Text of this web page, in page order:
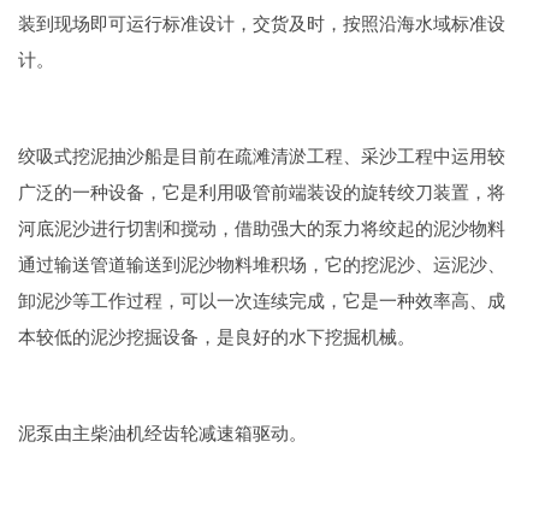
装到现场即可运行标准设计，交货及时，按照沿海水域标准设
计。
绞吸式挖泥抽沙船是目前在疏滩清淤工程、采沙工程中运用较
广泛的一种设备，它是利用吸管前端装设的旋转绞刀装置，将
河底泥沙进行切割和搅动，借助强大的泵力将绞起的泥沙物料
通过输送管道输送到泥沙物料堆积场，它的挖泥沙、运泥沙、
卸泥沙等工作过程，可以一次连续完成，它是一种效率高、成
本较低的泥沙挖掘设备，是良好的水下挖掘机械。
泥泵由主柴油机经齿轮减速箱驱动。